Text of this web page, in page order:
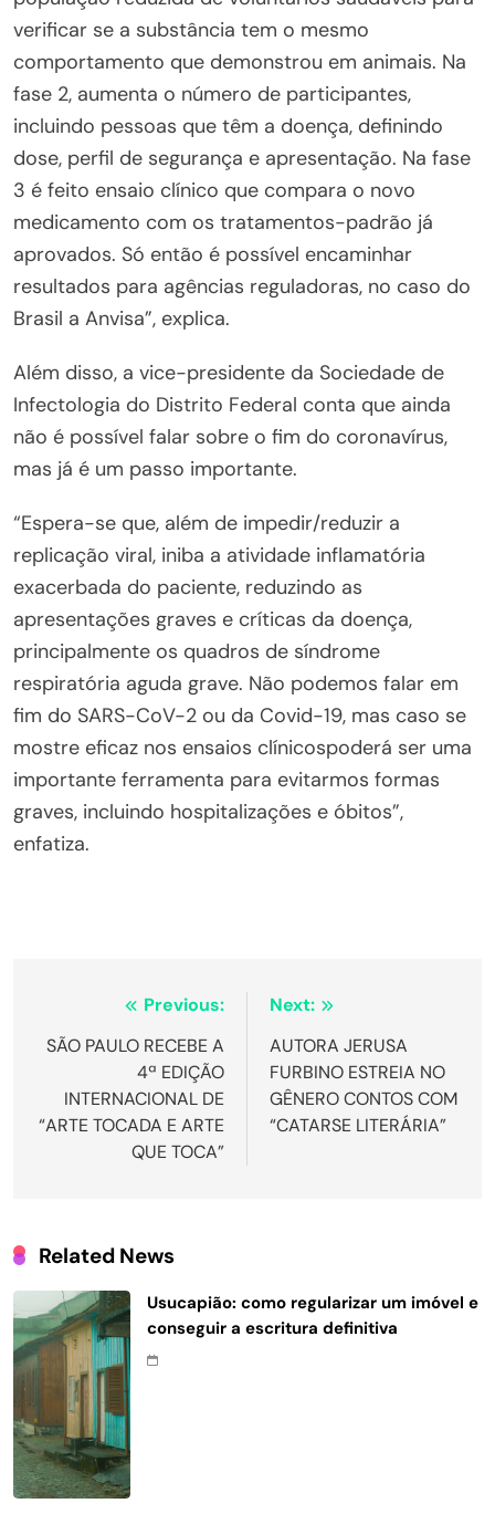
verificar se a substância tem o mesmo
comportamento que demonstrou em animais. Na
fase 2, aumenta o número de participantes,
incluindo pessoas que têm a doença, definindo
dose, perfil de segurança e apresentação. Na fase
3 é feito ensaio clínico que compara o novo
medicamento com os tratamentos-padrão já
aprovados. Só então é possível encaminhar
resultados para agências reguladoras, no caso do
Brasil a Anvisa”, explica.
Além disso, a vice-presidente da Sociedade de
Infectologia do Distrito Federal conta que ainda
não é possível falar sobre o fim do coronavírus,
mas já é um passo importante.
“Espera-se que, além de impedir/reduzir a
replicação viral, iniba a atividade inflamatória
exacerbada do paciente, reduzindo as
apresentações graves e críticas da doença,
principalmente os quadros de síndrome
respiratória aguda grave. Não podemos falar em
fim do SARS-CoV-2 ou da Covid-19, mas caso se
mostre eficaz nos ensaios clínicospoderá ser uma
importante ferramenta para evitarmos formas
graves, incluindo hospitalizações e óbitos”,
enfatiza.
Navegação
de
Post
Previous:
SÃO PAULO RECEBE A
4ª EDIÇÃO
INTERNACIONAL DE
“ARTE TOCADA E ARTE
QUE TOCA”
Next:
AUTORA JERUSA
FURBINO ESTREIA NO
GÊNERO CONTOS COM
“CATARSE LITERÁRIA”
Related News
Usucapião: como regularizar um imóvel e
conseguir a escritura definitiva